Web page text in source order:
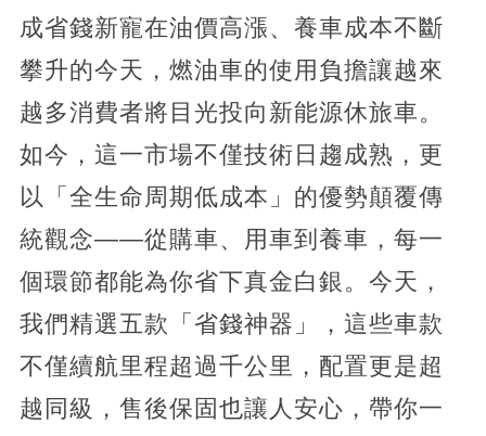
成省錢新寵在油價高漲、養車成本不斷
攀升的今天，燃油車的使用負擔讓越來
越多消費者將目光投向新能源休旅車。
如今，這一市場不僅技術日趨成熟，更
以「全生命周期低成本」的優勢顛覆傳
統觀念——從購車、用車到養車，每一
個環節都能為你省下真金白銀。今天，
我們精選五款「省錢神器」，這些車款
不僅續航里程超過千公里，配置更是超
越同級，售後保固也讓人安心，帶你一